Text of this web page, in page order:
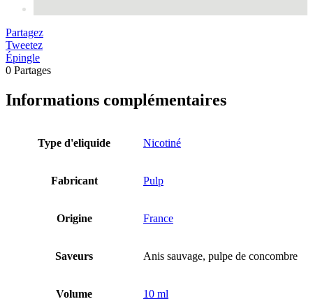
Partagez
Tweetez
Épingle
0 Partages
Informations complémentaires
Type d'eliquide Nicotiné
Fabricant Pulp
Origine France
Saveurs Anis sauvage, pulpe de concombre
Volume 10 ml